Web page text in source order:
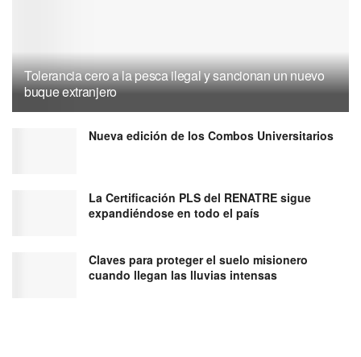
Tolerancia cero a la pesca ilegal y sancionan un nuevo
buque extranjero
Nueva edición de los Combos Universitarios
La Certificación PLS del RENATRE sigue
expandiéndose en todo el país
Claves para proteger el suelo misionero
cuando llegan las lluvias intensas